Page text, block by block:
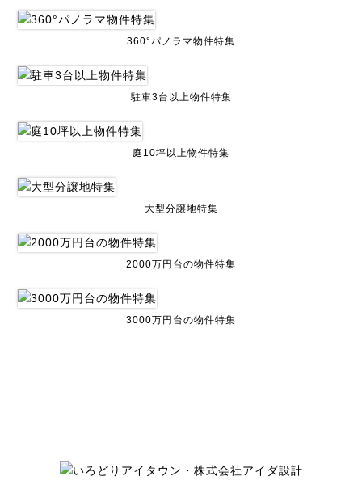
360°パノラマ物件特集
駐車3台以上物件特集
庭10坪以上物件特集
大型分譲地特集
2000万円台の物件特集
3000万円台の物件特集